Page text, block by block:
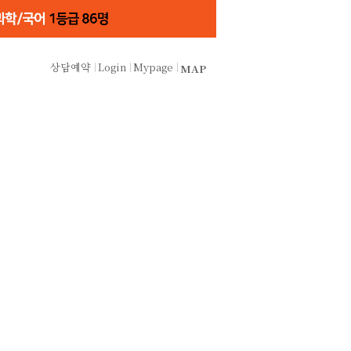
상담예약 Login Mypage MAP